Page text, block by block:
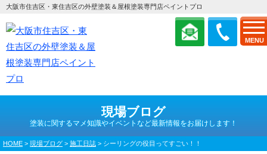
MENU
大阪市住吉区・東住吉区の外壁塗装＆屋根塗装専門店ペイントプロ
現場ブログ
塗装に関するマメ知識やイベントなど最新情報をお届けします！
HOME > 現場ブログ > 施工日誌 > シーリングの役目ってすごい！！